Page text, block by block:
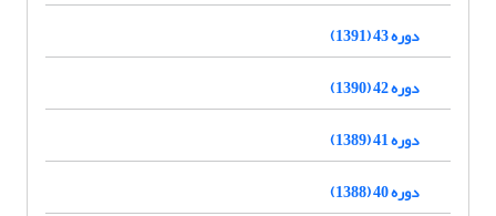
دوره 43 (1391)
دوره 42 (1390)
دوره 41 (1389)
دوره 40 (1388)